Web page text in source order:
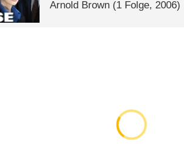
Arnold Brown (1 Folge, 2006)